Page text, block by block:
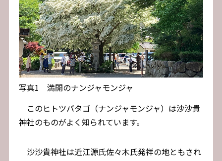
写真1 満開のナンジャモンジャ
このヒトツバタゴ（ナンジャモンジャ）は沙沙貴
神社のものがよく知られています。
沙沙貴神社は近江源氏佐々木氏発祥の地ともされ